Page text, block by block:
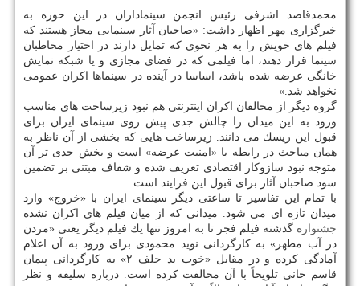
محمدقاصد اشرفی رئیس انجمن سینماداران در این حوزه به
خبرگزاری مهر اظهار داشت: «صاحبان آثار سینمایی مجاز هستند كه
فیلم های خویش را به هر نحوی كه تمایل دارند در اختیار مخاطبان
سینما قرار دهند، اما فیلمی كه در فضای مجازی و یا شبكه نمایش
خانگی عرضه شده باشد، اساسا در آینده در سینماها اكران عمومی
نخواهد شد.»
گروه دیگر از مخالفان اكران اینترنتی هم نبود زیرساخت های مناسب
ورود به این میدان را چالش جدی پیش روی سینمای ایران برای
قبول این ریسك می دانند. زیرساخت هایی كه بخشی از آن ناظر به
همان مباحث در رابطه با «امنیت عرضه» است و بخش جدی تر آن
متوجه نبود سازوكار اقتصادی تعریف شده و شفاف مبتنی بر تضمین
سود صاحبان آثار برای قبول این فرایند است.
با تمام این تفاسیر تا ساعتی دیگر سینمای ایران با «خروج» وارد
میدان تازه ای می شود. میدانی كه از میان فیلم های اكران نشده
جشنواره گذشته فیلم فجر تا به امروز تنها یك فیلم دیگر یعنی «مردن
در آب مطهر» به كارگردانی نوید محمودی برای ورود به آن اعلام
آمادگی كرده و در مقابل «خوب بد جلف ۲» به كارگردانی پیمان
قاسم خانی تلویحاً با آن مخالفت كرده است. درباره سلیقه و نظر